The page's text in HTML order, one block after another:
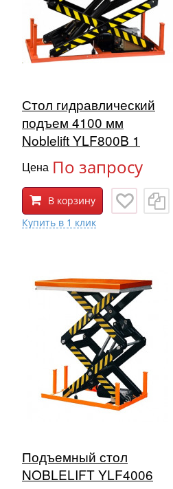
Стол гидравлический
подъем 4100 мм
Noblelift YLF800B 1
Цена По запросу
В корзину
Подъемный стол
NOBLELIFT YLF4006